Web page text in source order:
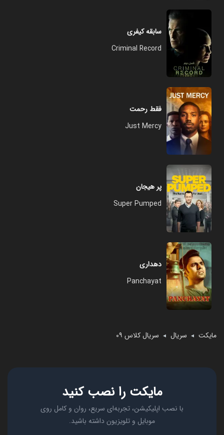
سابقه کیفری
Criminal Record
فقط رحمت
Just Mercy
پر هیجان
Super Pumped
دهداری
Panchayat
مایکت ◄ سریال ◄ سریال کلاس ۰۹
مایکت را نصب کنید
با نصب اپلیکیشن، تجربه‌ای سریع، روان و کامل روی
موبایل و تلویزیون داشته باشید.